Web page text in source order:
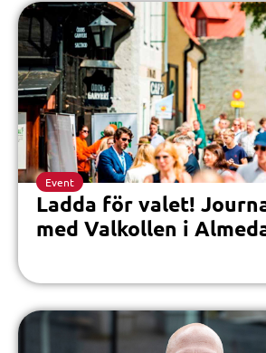
Event
Ladda för valet!
med Valkollen i